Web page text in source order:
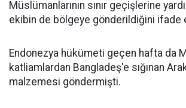
Müslümanlarının sınır geçişlerine
ekibin de bölgeye gönderildiğini ifade
Endonezya hükümeti geçen hafta da
katliamlardan Bangladeş'e sığınan
malzemesi göndermişti.